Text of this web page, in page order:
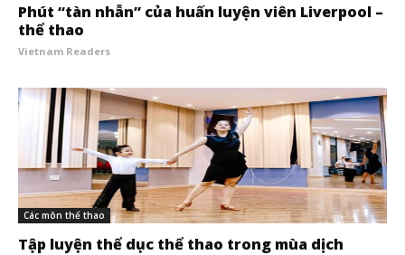
Phút “tàn nhẫn” của huấn luyện viên Liverpool –
thể thao
Vietnam Readers
Các môn thể thao
Tập luyện thể dục thể thao trong mùa dịch